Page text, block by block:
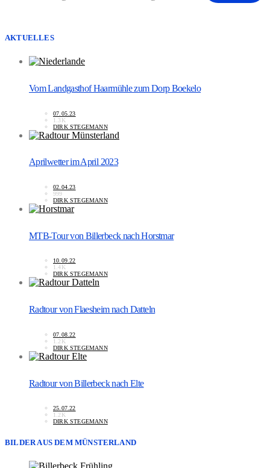
AKTUELLES
Vom Landgasthof Haarmühle zum Dorp Boekelo
07.05.23
1.3K
DIRK STEGEMANN
Aprilwetter im April 2023
02.04.23
999
DIRK STEGEMANN
MTB-Tour von Billerbeck nach Horstmar
10.09.22
1.4K
DIRK STEGEMANN
Radtour von Flaesheim nach Datteln
07.08.22
1.2K
DIRK STEGEMANN
Radtour von Billerbeck nach Elte
25.07.22
1.2K
DIRK STEGEMANN
BILDER AUS DEM MÜNSTERLAND